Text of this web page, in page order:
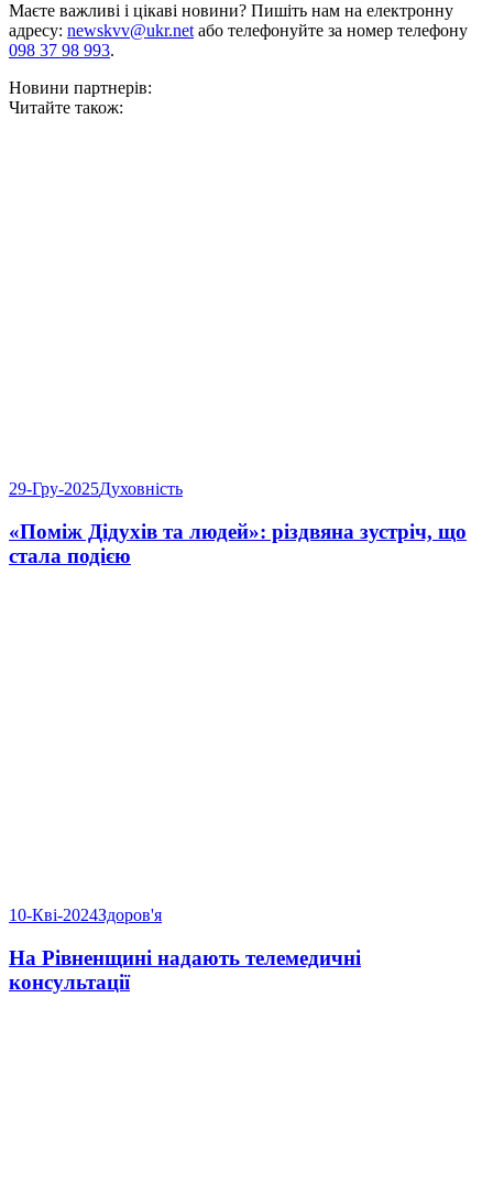
Маєте важливі і цікаві новини? Пишіть нам на електронну
адресу: newskvv@ukr.netабо телефонуйте за номер телефону
098 37 98 993.
Новини партнерів:
Читайте також:
29-Гру-2025Духовність
«Поміж Дідухів та людей»: різдвяна зустріч, що
стала подією
10-Кві-2024Здоров'я
На Рівненщині надають телемедичні
консультації